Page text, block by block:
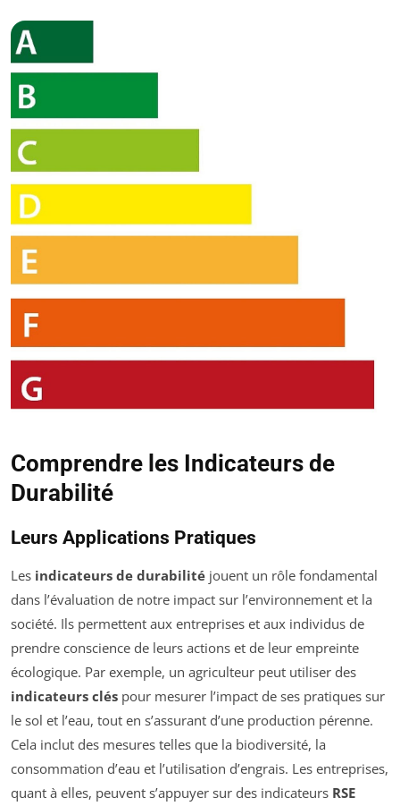
Comprendre les Indicateurs de
Durabilité
Leurs Applications Pratiques
Les indicateurs de durabilité jouent un rôle fondamental
dans l’évaluation de notre impact sur l’environnement et la
société. Ils permettent aux entreprises et aux individus de
prendre conscience de leurs actions et de leur empreinte
écologique. Par exemple, un agriculteur peut utiliser des
indicateurs clés pour mesurer l’impact de ses pratiques sur
le sol et l’eau, tout en s’assurant d’une production pérenne.
Cela inclut des mesures telles que la biodiversité, la
consommation d’eau et l’utilisation d’engrais. Les entreprises,
quant à elles, peuvent s’appuyer sur des indicateurs RSE